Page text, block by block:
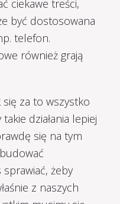
ciekawe treści,
być dostosowana
telefon.
również grają
za to wszystko
działania lepiej
się na tym
żeby
z naszych